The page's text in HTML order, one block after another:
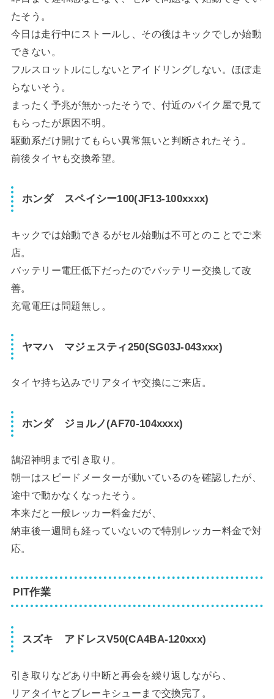
たそう。
今日は走行中にストールし、その後はキックでしか始動
できない。
フルスロットルにしないとアイドリングしない。ほぼ走
らないそう。
まったく予兆が無かったそうで、付近のバイク屋で見て
もらったが原因不明。
駆動系だけ開けてもらい異常無いと判断されたそう。
前後タイヤも交換希望。
ホンダ スペイシー100(JF13-100xxxx)
キックでは始動できるがセル始動は不可とのことでご来
店。
バッテリー電圧低下だったのでバッテリー交換して改
善。
充電電圧は問題無し。
ヤマハ マジェスティ250(SG03J-043xxx)
タイヤ持ち込みでリアタイヤ交換にご来店。
ホンダ ジョルノ(AF70-104xxxx)
鵠沼神明まで引き取り。
朝一はスピードメーターが動いているのを確認したが、
途中で動かなくなったそう。
本来だと一般レッカー料金だが、
納車後一週間も経っていないので特別レッカー料金で対
応。
PIT作業
スズキ アドレスV50(CA4BA-120xxx)
引き取りなどあり中断と再会を繰り返しながら、
リアタイヤとブレーキシューまで交換完了。